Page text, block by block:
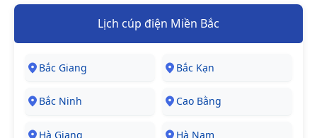
Lịch cúp điện Miền Bắc
Bắc Giang Bắc Kạn
Bắc Ninh Cao Bằng
Hà Giang Hà Nam